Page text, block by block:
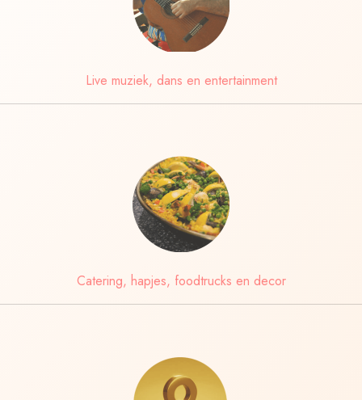
Live muziek, dans en entertainment
Catering, hapjes, foodtrucks en decor